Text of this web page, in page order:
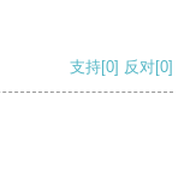
支持[0] 反对[0]